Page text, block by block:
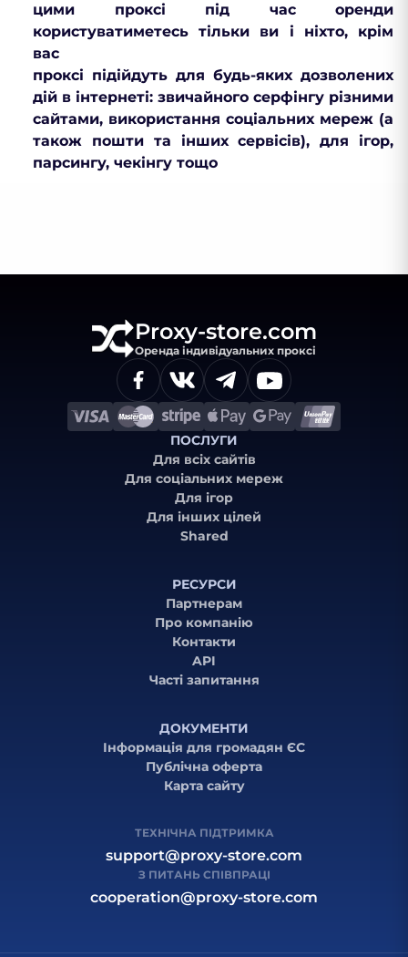
цими проксі під час оренди
користуватиметесь тільки ви і ніхто, крім
вас
проксі підійдуть для будь-яких дозволених
дій в інтернеті: звичайного серфінгу різними
сайтами, використання соціальних мереж (а
також пошти та інших сервісів), для ігор,
парсингу, чекінгу тощо
Proxy-store.com
Оренда індивідуальних проксі
ПОСЛУГИ
Для всіх сайтів
Для соціальних мереж
Для ігор
Для інших цілей
Shared
РЕСУРСИ
Партнерам
Про компанію
Контакти
API
Часті запитання
ДОКУМЕНТИ
Інформація для громадян ЄС
Публічна оферта
Карта сайту
ТЕХНІЧНА ПІДТРИМКА
support@proxy-store.com
З ПИТАНЬ СПІВПРАЦІ
cooperation@proxy-store.com